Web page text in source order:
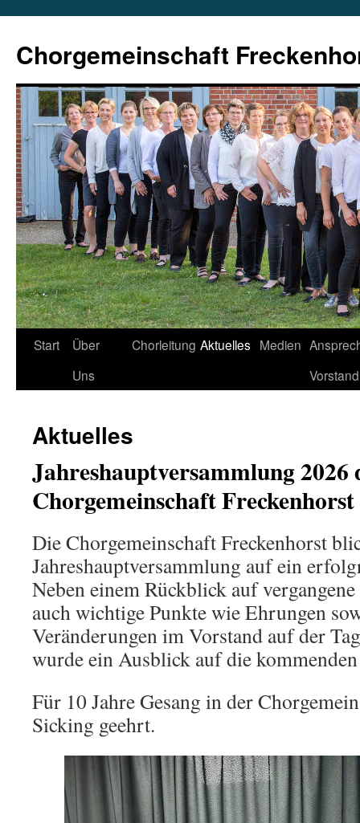
springen
Chorgemeinschaft
Start
Über
Uns
Chorleitung Aktuelles Medien
Vorstand
Aktuelles
Jahreshauptversammlung 2026
Chorgemeinschaft Freckenhorst
Die Chorgemeinschaft Freckenhorst
Jahreshauptversammlung auf ein
Neben einem Rückblick auf
auch wichtige Punkte wie Ehrungen
Veränderungen im Vorstand auf der
wurde ein Ausblick auf die kommenden
Für 10 Jahre Gesang in der
Sicking geehrt.